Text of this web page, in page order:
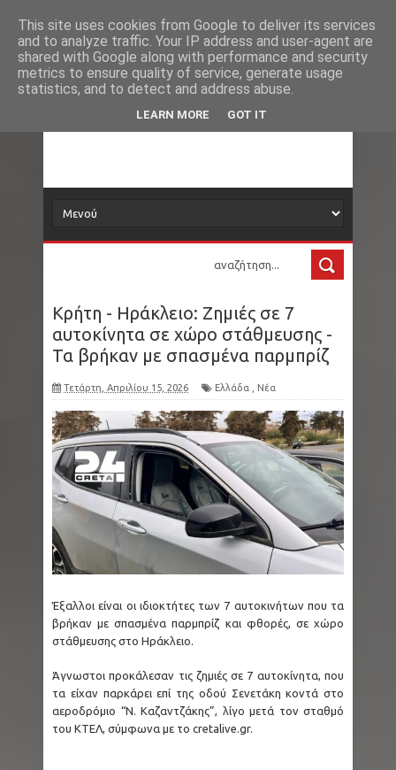
Νέα Loading...
δορυφόρος
Τα νέα όλου του κόσμου στο πιάτο σας
Κρήτη - Ηράκλειο: Ζημιές σε 7
αυτοκίνητα σε χώρο στάθμευσης -
Τα βρήκαν με σπασμένα παρμπρίζ
Τετάρτη, Απριλίου 15, 2026 Ελλάδα Νέα
Έξαλλοι είναι οι ιδιοκτήτες των 7 αυτοκινήτων που τα
βρήκαν με σπασμένα παρμπρίζ και φθορές, σε χώρο
στάθμευσης στο Ηράκλειο.
Άγνωστοι προκάλεσαν τις ζημιές σε 7 αυτοκίνητα, που
τα είχαν παρκάρει επί της οδού Σενετάκη κοντά στο
αεροδρόμιο “Ν. Καζαντζάκης”, λίγο μετά τον σταθμό
του ΚΤΕΛ, σύμφωνα με το cretalive.gr.
This site uses cookies from Google to deliver its services
and to analyze traffic. Your IP address and user-agent are
shared with Google along with performance and security
metrics to ensure quality of service, generate usage
statistics, and to detect and address abuse.
LEARN MORE GOT IT